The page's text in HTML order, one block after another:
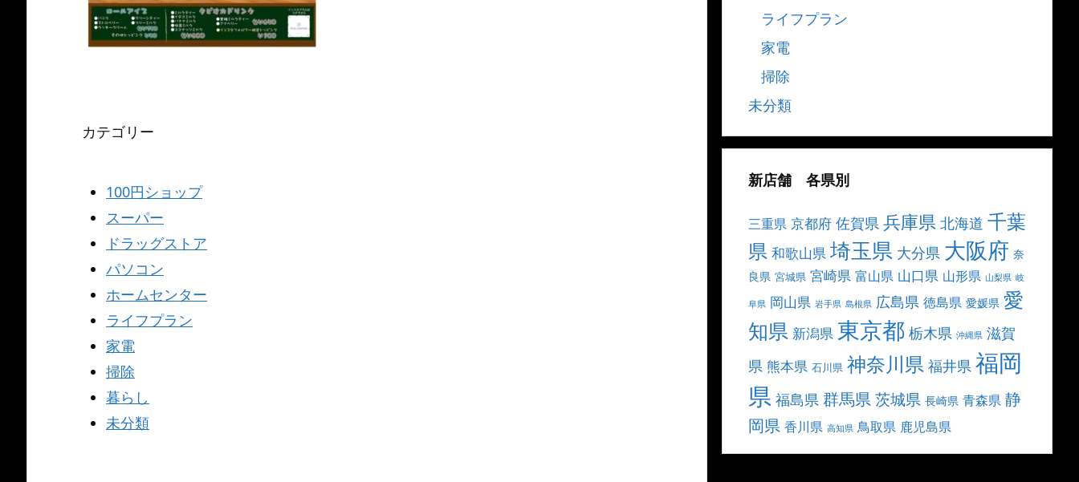
カテゴリー
100円ショップ
スーパー
ドラッグストア
パソコン
ホームセンター
ライフプラン
家電
掃除
暮らし
未分類
ライフプラン
家電
掃除
未分類
新店舗 各県別
三重県 京都府 佐賀県 兵庫県 北海道 千葉
県 和歌山県 埼玉県 大分県 大阪府 奈
良県 宮城県 宮崎県 富山県 山口県 山形県 山梨県 岐
阜県 岡山県 岩手県 島根県 広島県 徳島県 愛媛県 愛
知県 新潟県 東京都 栃木県 沖縄県 滋賀
県 熊本県 石川県 神奈川県 福井県 福岡
県 福島県 群馬県茨城県 長崎県 青森県 静
岡県 香川県 高知県 鳥取県 鹿児島県